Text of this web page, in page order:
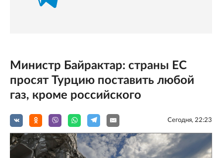
Министр Байрактар: страны ЕС
просят Турцию поставить любой
газ, кроме российского
Сегодня, 22:23